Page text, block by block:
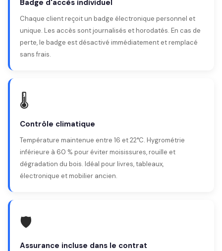
Badge d'accès individuel
Chaque client reçoit un badge électronique personnel et
unique. Les accès sont journalisés et horodatés. En cas de
perte, le badge est désactivé immédiatement et remplacé
sans frais.
🌡️
Contrôle climatique
Température maintenue entre 16 et 22°C. Hygrométrie
inférieure à 60 % pour éviter moisissures, rouille et
dégradation du bois. Idéal pour livres, tableaux,
électronique et mobilier ancien.
🛡️
Assurance incluse dans le contrat